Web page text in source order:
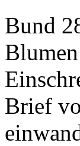
Bund
Brief